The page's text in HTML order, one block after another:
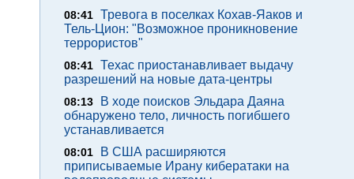
08:41 Тревога в поселках Кохав-Яаков и
Тель-Цион: "Возможное проникновение
террористов"
08:41 Техас приостанавливает выдачу
разрешений на новые дата-центры
08:13
В ходе поисков Эльдара Даяна
обнаружено тело, личность погибшего
устанавливается
08:01
В США расширяются
приписываемые Ирану кибератаки на